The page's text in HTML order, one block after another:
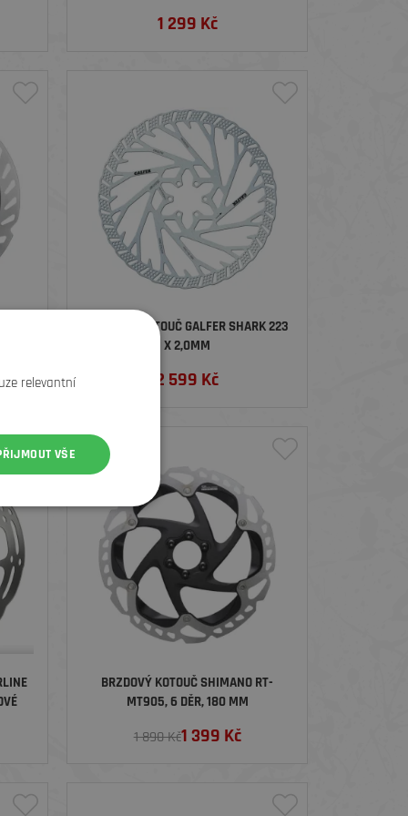
1 299 Kč
BRZDOVÝ KOTOUČ GALFER SHARK 223
X 2,0MM
2 599 Kč
SLEVA
BRZDOVÝ KOTOUČ SHIMANO RT-
MT905, 6 DĚR, 180 MM
1 890 Kč1 399 Kč
relevantní
VŠE